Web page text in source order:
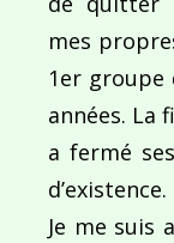
Ce site utilise
commentaires
mes
1er groupe
années. La
a fermé
Je me suis